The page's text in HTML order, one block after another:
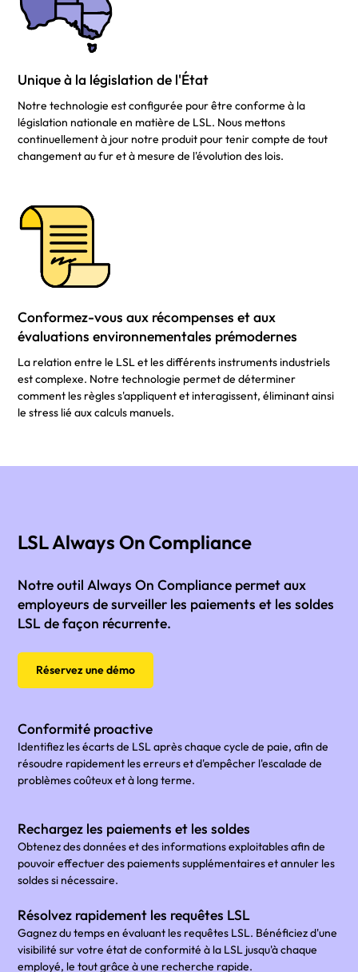
Unique à la législation de l'État
Notre technologie est configurée pour être conforme à la
législation nationale en matière de LSL. Nous mettons
continuellement à jour notre produit pour tenir compte de tout
changement au fur et à mesure de l'évolution des lois.
Conformez-vous aux récompenses et aux
évaluations environnementales prémodernes
La relation entre le LSL et les différents instruments industriels
est complexe. Notre technologie permet de déterminer
comment les règles s'appliquent et interagissent, éliminant ainsi
le stress lié aux calculs manuels.
LSL Always On Compliance
Notre outil Always On Compliance permet aux
employeurs de surveiller les paiements et les soldes
LSL de façon récurrente.
Réservez une démo
Conformité proactive
Identifiez les écarts de LSL après chaque cycle de paie, afin de
résoudre rapidement les erreurs et d'empêcher l'escalade de
problèmes coûteux et à long terme.
Rechargez les paiements et les soldes
Obtenez des données et des informations exploitables afin de
pouvoir effectuer des paiements supplémentaires et annuler les
soldes si nécessaire.
Résolvez rapidement les requêtes LSL
Gagnez du temps en évaluant les requêtes LSL. Bénéficiez d'une
visibilité sur votre état de conformité à la LSL jusqu'à chaque
employé, le tout grâce à une recherche rapide.